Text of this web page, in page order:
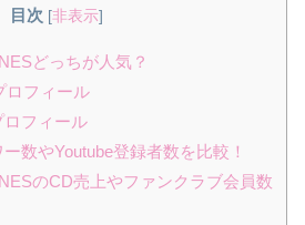
目次 [非表示]
どっちが人気？
ロフィール
フィール
数やYoutube登録者数を比較！
のCD売上やファンクラブ会員数